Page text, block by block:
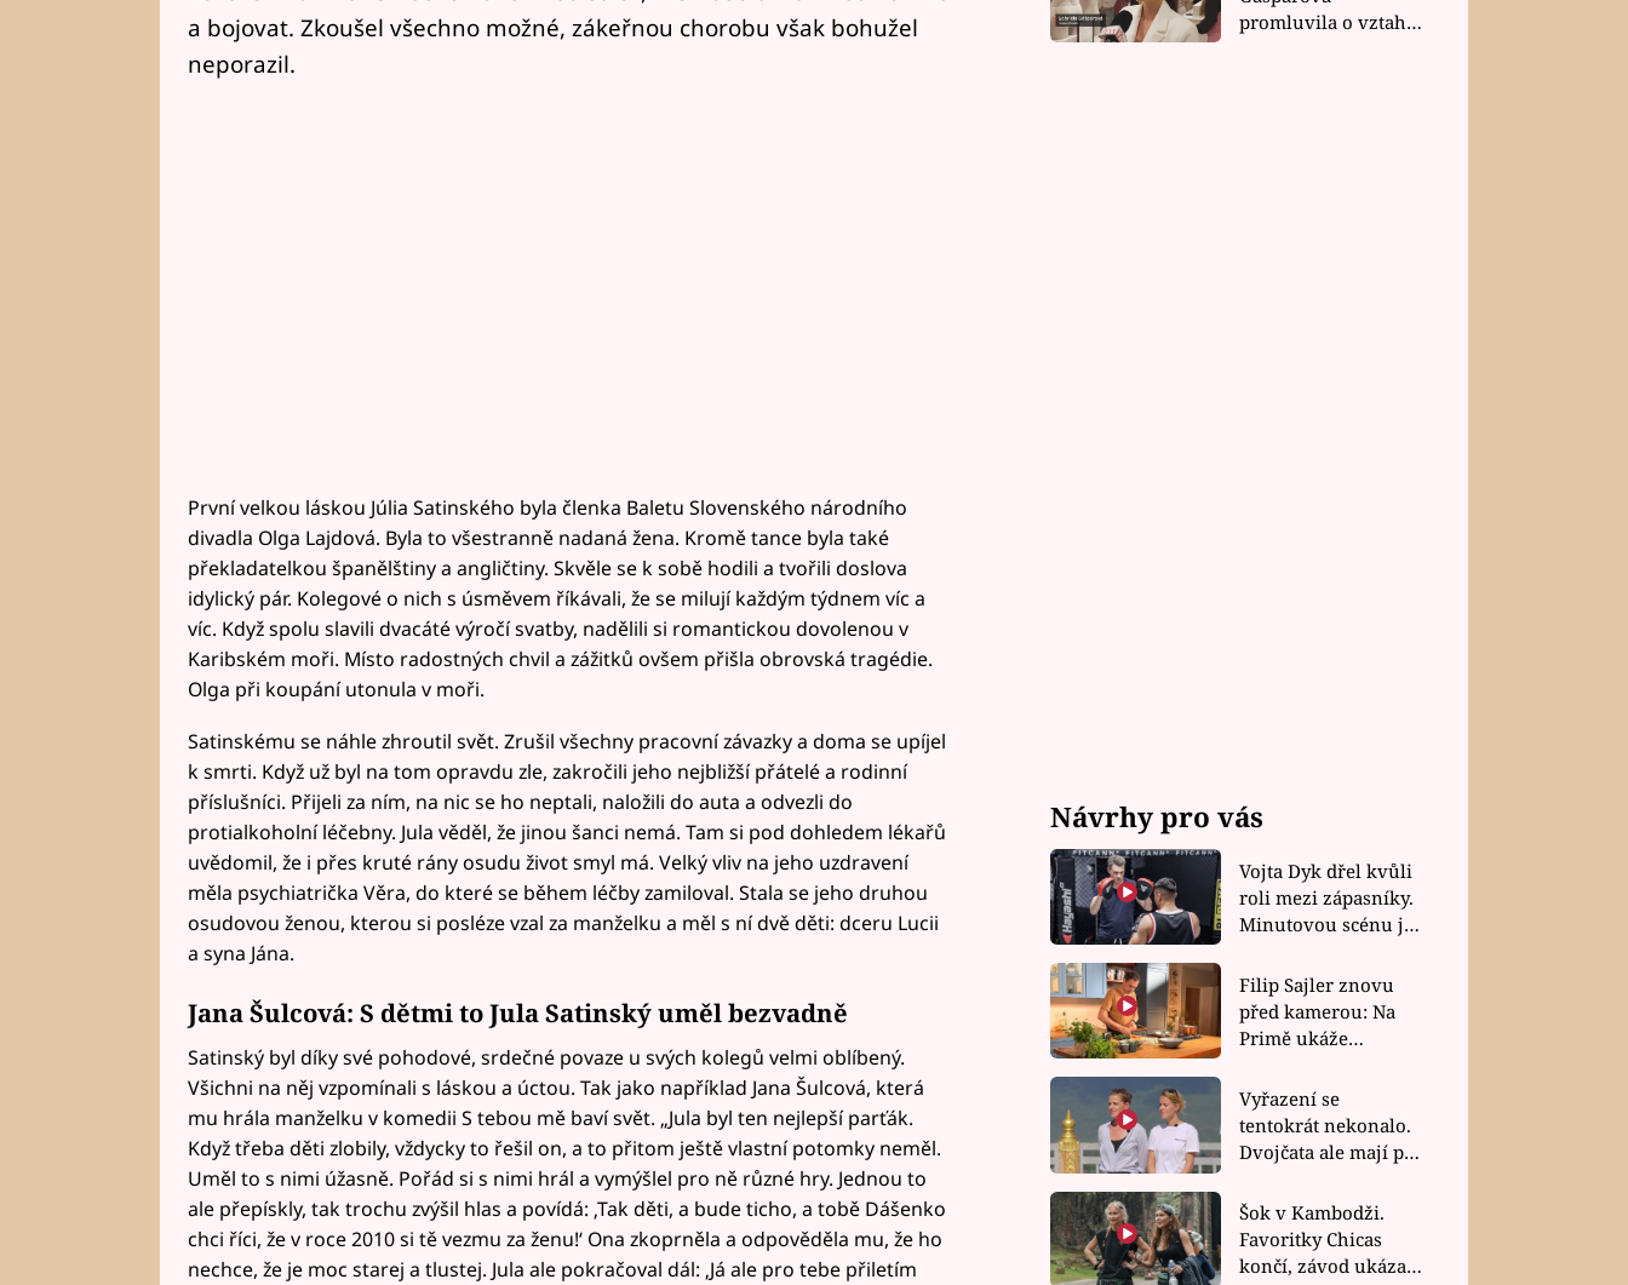
a bojovat. Zkoušel všechno možné, zákeřnou chorobu však bohužel
neporazil.
První velkou láskou Júlia Satinského byla členka Baletu Slovenského národního
divadla Olga Lajdová. Byla to všestranně nadaná žena. Kromě tance byla také
překladatelkou španělštiny a angličtiny. Skvěle se k sobě hodili a tvořili doslova
idylický pár. Kolegové o nich s úsměvem říkávali, že se milují každým týdnem víc a
víc. Když spolu slavili dvacáté výročí svatby, nadělili si romantickou dovolenou v
Karibském moři. Místo radostných chvil a zážitků ovšem přišla obrovská tragédie.
Olga při koupání utonula v moři.
Satinskému se náhle zhroutil svět. Zrušil všechny pracovní závazky a doma se upíjel
k smrti. Když už byl na tom opravdu zle, zakročili jeho nejbližší přátelé a rodinní
příslušníci. Přijeli za ním, na nic se ho neptali, naložili do auta a odvezli do
protialkoholní léčebny. Jula věděl, že jinou šanci nemá. Tam si pod dohledem lékařů
uvědomil, že i přes kruté rány osudu život smyl má. Velký vliv na jeho uzdravení
měla psychiatrička Věra, do které se během léčby zamiloval. Stala se jeho druhou
osudovou ženou, kterou si posléze vzal za manželku a měl s ní dvě děti: dceru Lucii
a syna Jána.
Jana Šulcová: S dětmi to Jula Satinský uměl bezvadně
Satinský byl díky své pohodové, srdečné povaze u svých kolegů velmi oblíbený.
Všichni na něj vzpomínali s láskou a úctou. Tak jako například Jana Šulcová, která
mu hrála manželku v komedii S tebou mě baví svět. „Jula byl ten nejlepší parťák.
Když třeba děti zlobily, vždycky to řešil on, a to přitom ještě vlastní potomky neměl.
Uměl to s nimi úžasně. Pořád si s nimi hrál a vymýšlel pro ně různé hry. Jednou to
ale přepískly, tak trochu zvýšil hlas a povídá: ‚Tak děti, a bude ticho, a tobě Dášenko
chci říci, že v roce 2010 si tě vezmu za ženu!‘ Ona zkoprněla a odpověděla mu, že ho
nechce, že je moc starej a tlustej. Jula ale pokračoval dál: ‚Já ale pro tebe přiletím
promluvila o vztahu
Návrhy pro vás
Vojta Dyk dřel kvůli
roli mezi zápasníky.
Minutovou scénu jel
Filip Sajler znovu
před kamerou: Na
Primě ukáže
rychlé recepty
Vyřazení se
tentokrát nekonalo.
Dvojčata ale mají po
závodu nůž na krku
Šok v Kambodži.
Favoritky Chicas
končí, závod ukázal